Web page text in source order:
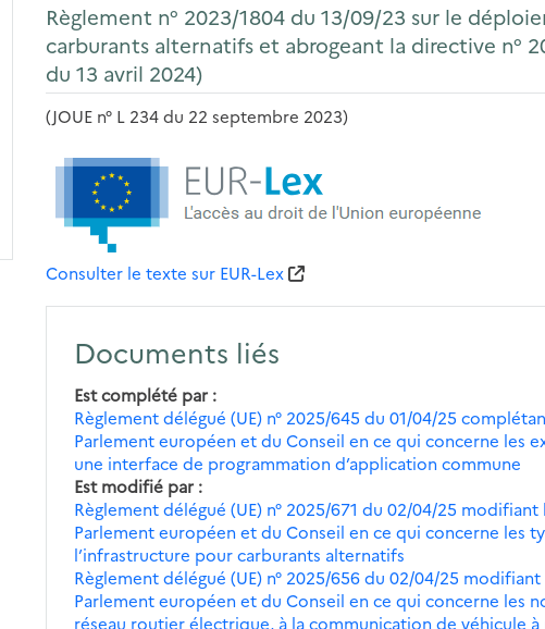
Règlement n° 2023/1804 du 13/09/23 sur le
carburants alternatifs et abrogeant la directive n°
du 13 avril 2024)
(JOUE n° L 234 du 22 septembre 2023)
Consulter le texte sur EUR-Lex
Documents liés
Est complété par
Règlement délégué (UE) n° 2025/645 du 01/04/25
Parlement européen et du Conseil en ce qui concerne les
une interface de programmation d’application commune
Est modifié par
Règlement délégué (UE) n° 2025/671 du 02/04/25 modifiant
Parlement européen et du Conseil en ce qui concerne les
l’infrastructure pour carburants alternatifs
Règlement délégué (UE) n° 2025/656 du 02/04/25
Parlement européen et du Conseil en ce qui concerne les
réseau routier électrique, à la communication de véhicule